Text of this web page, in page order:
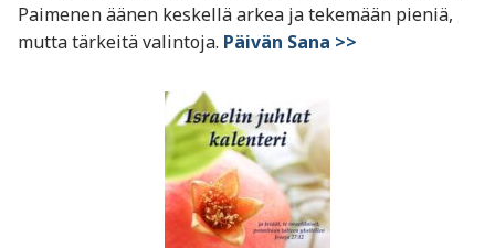
Paimenen äänen keskellä arkea ja tekemään pieniä,
mutta tärkeitä valintoja. Päivän Sana >>